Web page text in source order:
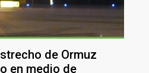
de Ormuz
en medio de